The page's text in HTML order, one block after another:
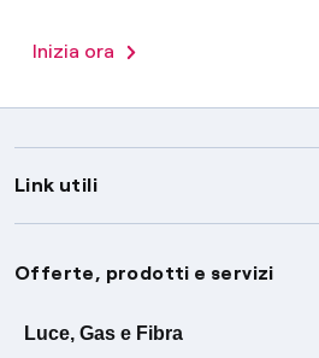
Inizia ora
Link utili
Assistenza
Avvisi
Servizi
Offerte, prodotti e servizi
Luce, Gas e Fibra